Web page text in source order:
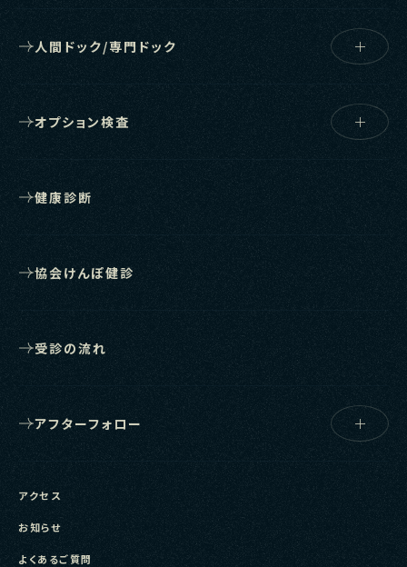
人間ドック/専門ドック
オプション検査
健康診断
協会けんぽ健診
受診の流れ
アフターフォロー
アクセス
お知らせ
よくあるご質問